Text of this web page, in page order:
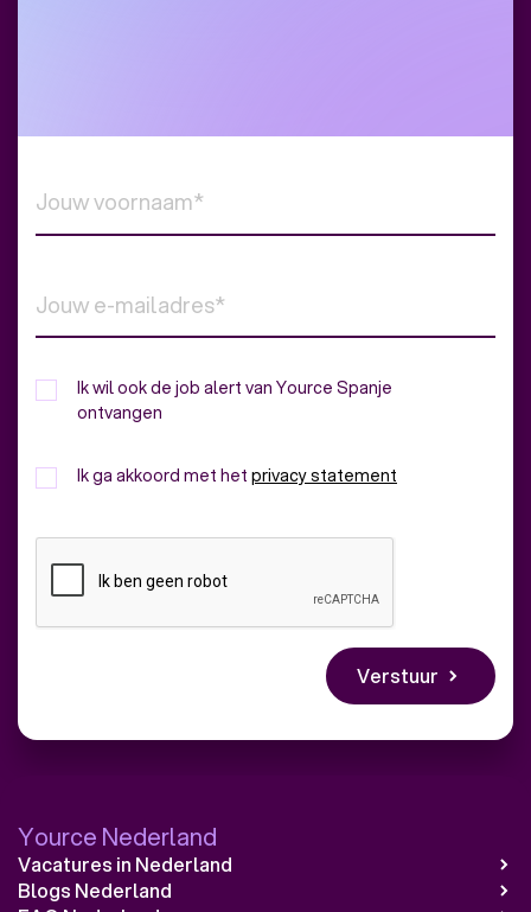
Ik wil ook de job alert van Yource Spanje
ontvangen
Ik ga akkoord met het privacy statement
Yource Nederland
Vacatures in Nederland
Blogs Nederland